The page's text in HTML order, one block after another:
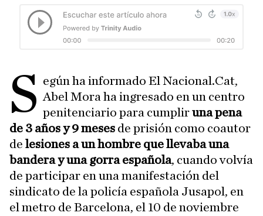
S egún ha informado El Nacional.Cat,
Abel Mora ha ingresado en un centro
penitenciario para cumpliruna pena
de 3 años y 9 meses de prisión como coautor
de lesiones a un hombre que llevaba una
bandera y una gorra española, cuando volvía
de participar en una manifestación del
sindicato de la policía española Jusapol, en
el metro de Barcelona, el 10 de noviembre